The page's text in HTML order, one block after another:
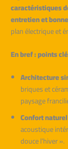
caractéristiques
entretien et
plan électrique et
En bref : points
Architecture
briques et
paysage
Confort naturel
acoustique
douce l’hiver ».